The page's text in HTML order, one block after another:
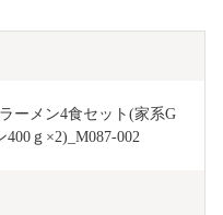
ーメン4食セット(家系G
ｇ×2)_M087-002